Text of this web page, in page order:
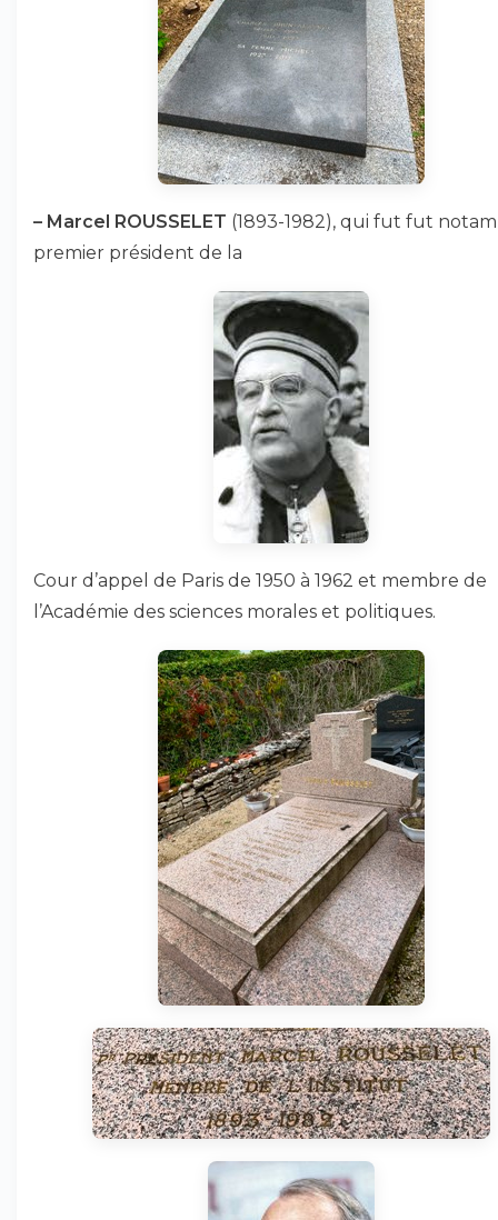
– Marcel ROUSSELET (1893-1982), qui fut fut
premier président de la
Cour d’appel de Paris de 1950 à 1962 et membre de
l’Académie des sciences morales et politiques.